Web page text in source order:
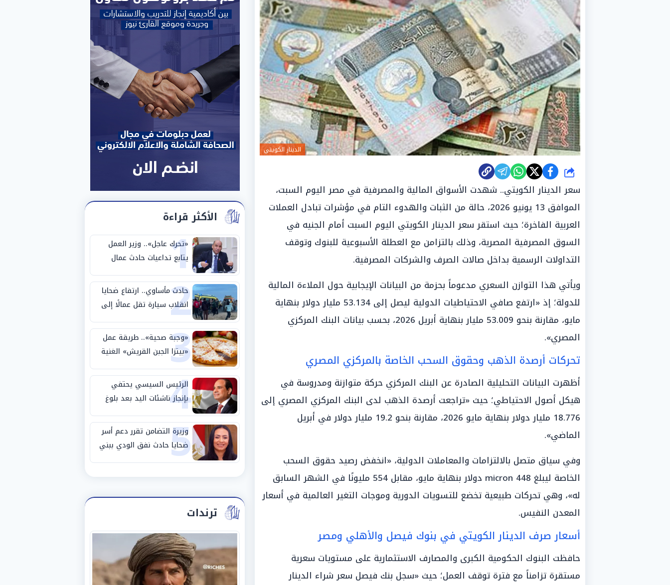
الدينار الكويتي
شارك
سعر الدينار الكويتي.. شهدت الأسواق المالية والمصرفية في مصر اليوم السبت،
الموافق 13 يونيو 2026، حالة من الثبات والهدوء التام في مؤشرات تبادل العملات
العربية الفاخرة؛ حيث استقر سعر الدينار الكويتي اليوم السبت أمام الجنيه في
السوق المصرفية المصرية، وذلك بالتزامن مع العطلة الأسبوعية للبنوك وتوقف
التداولات الرسمية بداخل صالات الصرف والشركات المصرفية.
ويأتي هذا التوازن السعري مدعوماً بحزمة من البيانات الإيجابية حول الملاءة المالية
للدولة؛ إذ «ارتفع صافي الاحتياطيات الدولية ليصل إلى 53.134 مليار دولار بنهاية
مايو، مقارنة بنحو 53.009 مليار بنهاية أبريل 2026، بحسب بيانات البنك المركزي
المصري».
تحركات أرصدة الذهب وحقوق السحب الخاصة بالمركزي المصري
أظهرت البيانات التحليلية الصادرة عن البنك المركزي حركة متوازنة ومدروسة في
هيكل أصول الاحتياطي؛ حيث «تراجعت أرصدة الذهب لدى البنك المركزي المصري إلى
18.776 مليار دولار بنهاية مايو 2026، مقارنة بنحو 19.2 مليار دولار في أبريل
الماضي».
وفي سياق متصل بالالتزامات والمعاملات الدولية، «انخفض رصيد حقوق السحب
الخاصة ليبلغ 448 micron دولار بنهاية مايو، مقابل 554 مليونًا في الشهر السابق
له»، وهي تحركات طبيعية تخضع للتسويات الدورية وموجات التغير العالمية في أسعار
المعدن النفيس.
أسعار صرف الدينار الكويتي في بنوك فيصل والأهلي ومصر
حافظت البنوك الحكومية الكبرى والمصارف الاستثمارية على مستويات سعرية
مستقرة تزامناً مع فترة توقف العمل؛ حيث «سجل بنك فيصل سعر شراء الدينار
الأكثر قراءة
1
«تحرك عاجل».. وزير العمل
يتابع تداعيات حادث عمال
طريق بني سويف الصحراوي
2
حادث مأساوي.. ارتفاع ضحايا
انقلاب سيارة تقل عمالًا إلى
14 شخصًا
3
«وجبة صحية».. طريقة عمل
«بيتزا الجبن القريش» الغنية
بالبروتين
4
الرئيس السيسي يحتفي
بإنجاز ناشئات اليد بعد بلوغ
نصف نهائي كأس العالم
5
وزيرة التضامن تقرر دعم أسر
ضحايا حادث نفق الودي ببني
سويف
ترندات